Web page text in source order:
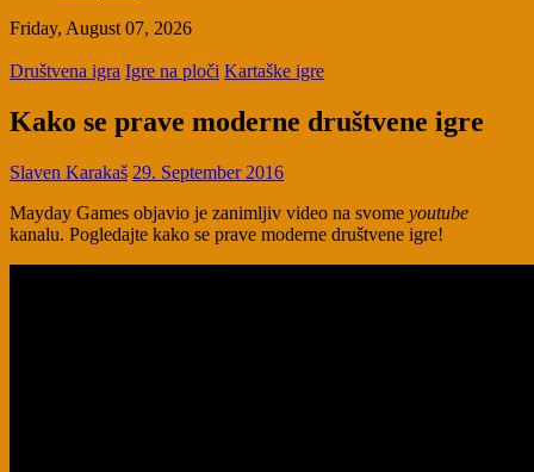
Friday, August 07, 2026
Društvena igra Igre na ploči Kartaške igre
Kako se prave moderne društvene igre
Slaven Karakaš 29. September 2016
Mayday Games objavio je zanimljiv video na svome youtube
kanalu. Pogledajte kako se prave moderne društvene igre!